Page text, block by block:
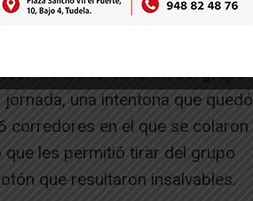
González saltaron del grupo
una intentona que quedó
corredores en el que se colaron
les permitió tirar del grupo
que resultaron insalvables.